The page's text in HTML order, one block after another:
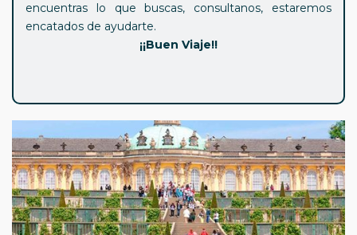
encuentras lo que buscas, consultanos, estaremos
encatados de ayudarte.
¡¡Buen Viaje!!